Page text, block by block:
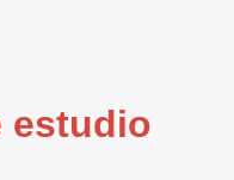
estudio